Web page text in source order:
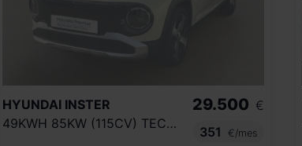
HYUNDAI INSTER
49KWH 85KW (115CV) TECNO
29.500 €
351
€/mes